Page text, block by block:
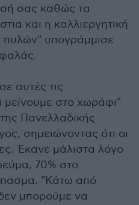
σας καθώς τα
και η καλλιεργητική
πυλών" υπογράμμισε
αυτές τις
μείνουμε στο χωράφι"
Πανελλαδικής
σημειώνοντας ότι οι
Έκανε μάλιστα λόγο
70% στο
"Κάτω από
μπορούμε να